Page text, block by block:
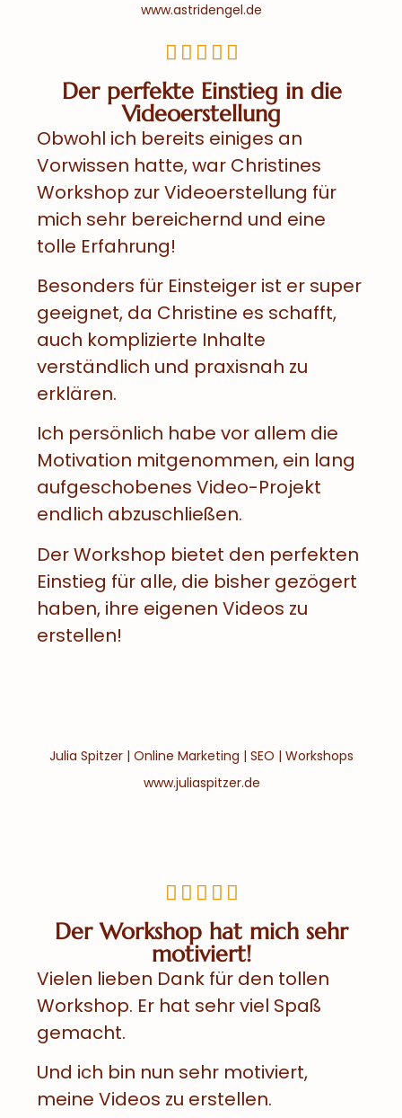
www.astridengel.de
    
Der perfekte Einstieg in die
Videoerstellung
Obwohl ich bereits einiges an
Vorwissen hatte, war Christines
Workshop zur Videoerstellung für
mich sehr bereichernd und eine
tolle Erfahrung!
Besonders für Einsteiger ist er super
geeignet, da Christine es schafft,
auch komplizierte Inhalte
verständlich und praxisnah zu
erklären.
Ich persönlich habe vor allem die
Motivation mitgenommen, ein lang
aufgeschobenes Video-Projekt
endlich abzuschließen.
Der Workshop bietet den perfekten
Einstieg für alle, die bisher gezögert
haben, ihre eigenen Videos zu
erstellen!
Julia Spitzer | Online Marketing | SEO | Workshops
www.juliaspitzer.de
    
Der Workshop hat mich sehr
motiviert!
Vielen lieben Dank für den tollen
Workshop. Er hat sehr viel Spaß
gemacht.
Und ich bin nun sehr motiviert,
meine Videos zu erstellen.